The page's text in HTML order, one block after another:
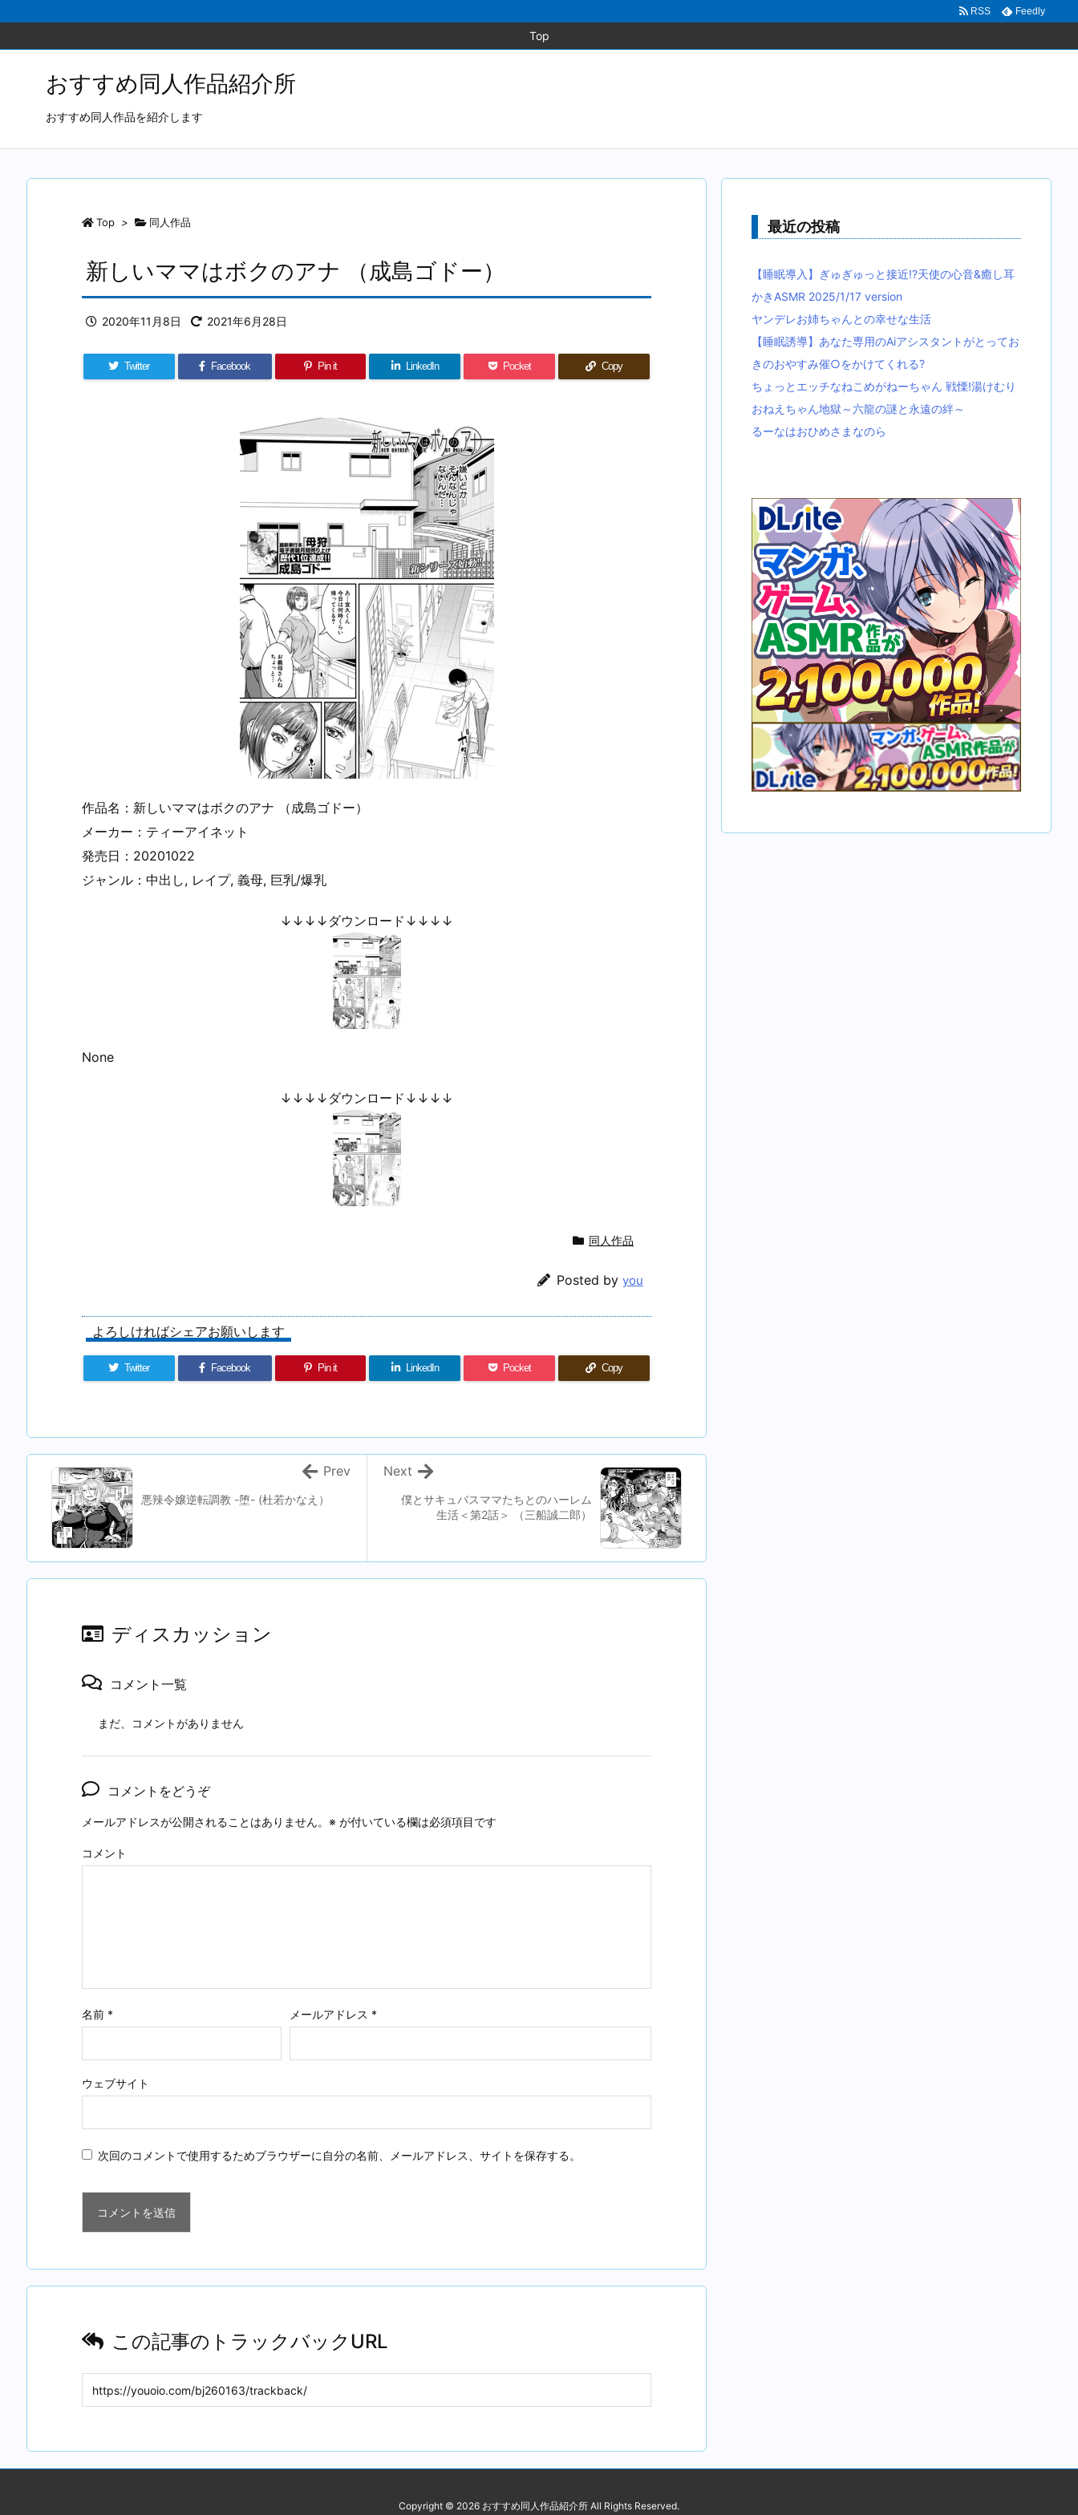
Top
RSS Feedly
おすすめ同人作品紹介所
おすすめ同人作品を紹介します
Top > 同人作品
新しいママはボクのアナ （成島ゴドー）
2020年11月8日 2021年6月28日
Twitter Facebook Pin it LinkedIn Pocket Copy
作品名：新しいママはボクのアナ （成島ゴドー）
メーカー：ティーアイネット
発売日：20201022
ジャンル：中出し, レイプ, 義母, 巨乳/爆乳
↓↓↓↓ダウンロード↓↓↓↓
None
↓↓↓↓ダウンロード↓↓↓↓
同人作品
Posted by you
よろしければシェアお願いします
Twitter Facebook Pin it LinkedIn Pocket Copy
僕とサキュバスママたちとのハーレム
生活＜第2話＞ （三船誠二郎）
Next
悪辣令嬢逆転調教 -堕- (杜若かなえ）
Prev
ディスカッション
コメント一覧
まだ、コメントがありません
コメントをどうぞ
メールアドレスが公開されることはありません。 ※ が付いている欄は必須項目です
コメント
名前 * メールアドレス *
ウェブサイト
次回のコメントで使用するためブラウザーに自分の名前、メールアドレス、サイトを保存する。
この記事のトラックバックURL
最近の投稿
【睡眠導入】ぎゅぎゅっと接近!?天使の心音&癒し耳
かきASMR 2025/1/17 version
ヤンデレお姉ちゃんとの幸せな生活
【睡眠誘導】あなた専用のAiアシスタントがとってお
きのおやすみ催○をかけてくれる?
ちょっとエッチなねこめがねーちゃん 戦慄!湯けむり
おねえちゃん地獄～六龍の謎と永遠の絆～
るーなはおひめさまなのら
Copyright © 2026 おすすめ同人作品紹介所 All Rights Reserved.